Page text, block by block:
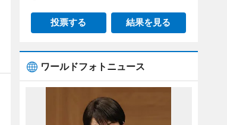
投票する 結果を見る
ワールドフォトニュース